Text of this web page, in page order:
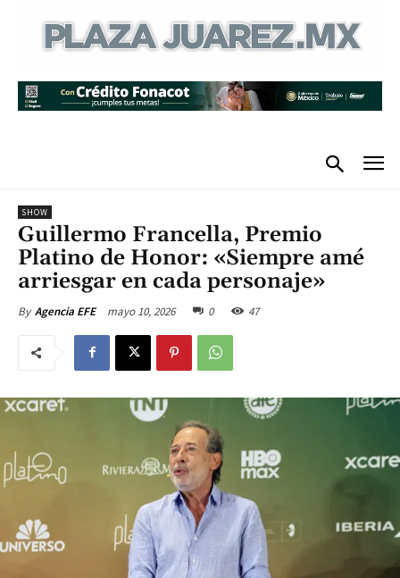
SHOW
Guillermo Francella, Premio
Platino de Honor: «Siempre amé
arriesgar en cada personaje»
By Agencia EFE mayo 10, 2026 0 47